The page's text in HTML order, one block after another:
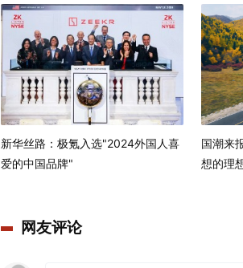
新华丝路：极氪入选"2024外国人喜
爱的中国品牌"
国潮来
想的理
网友评论